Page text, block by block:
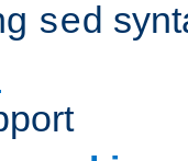
sed